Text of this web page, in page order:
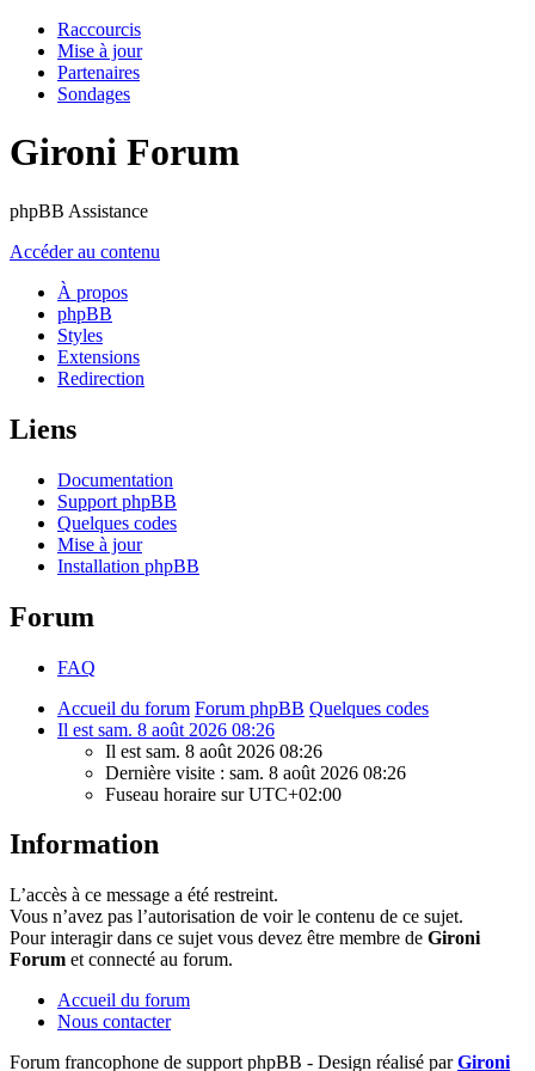
Raccourcis
Mise à jour
Partenaires
Sondages
Gironi Forum
phpBB Assistance
Accéder au contenu
À propos
phpBB
Styles
Extensions
Redirection
Liens
Documentation
Support phpBB
Quelques codes
Mise à jour
Installation phpBB
Forum
FAQ
Accueil du forum Forum phpBB Quelques codes
Il est sam. 8 août 2026 08:26
Il est sam. 8 août 2026 08:26
Dernière visite : sam. 8 août 2026 08:26
Fuseau horaire surUTC+02:00
Information
L’accès à ce message a été restreint.
Vous n’avez pas l’autorisation de voir le contenu de ce sujet.
Pour interagir dans ce sujet vous devez être membre de Gironi
Forum et connecté au forum.
Accueil du forum
Nous contacter
Forum francophone de support phpBB - Design réalisé parGironi